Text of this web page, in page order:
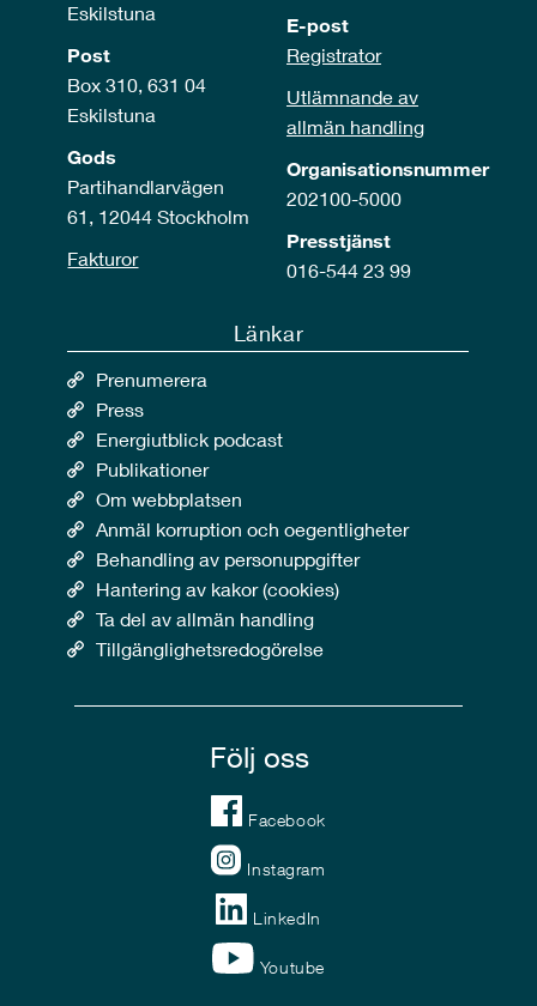
Eskilstuna
Post
Box 310, 631 04
Eskilstuna
Gods
Partihandlarvägen
61, 12044 Stockholm
Fakturor
E-post
Registrator
Utlämnande av
allmän handling
Organisationsnummer
202100-5000
Presstjänst
016-544 23 99
Länkar
Prenumerera
Press
Energiutblick podcast
Publikationer
Om webbplatsen
Anmäl korruption och oegentligheter
Behandling av personuppgifter
Hantering av kakor (cookies)
Ta del av allmän handling
Tillgänglighetsredogörelse
Följ oss
Facebook
Instagram
LinkedIn
Youtube